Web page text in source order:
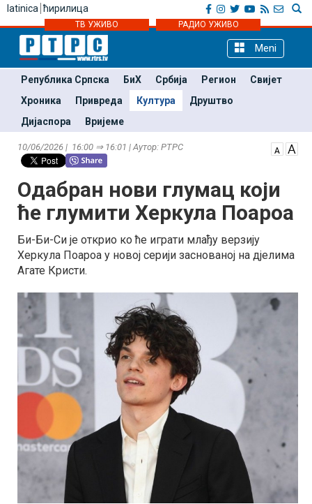
latinica ћирилица
ТВ УЖИВО РАДИО УЖИВО
Meni
Република Српска БиХ Србија Регион
Свијет
Хроника
Привреда Култура
Друштво
Дијаспора
Вријеме
10/06/2026 | 16:00 ⇒ 16:01 | Аутор: РТРС
Одабран нови глумац који
ће глумити Херкула Поароа
Би-Би-Си је открио ко ће играти млађу верзију
Херкула Поароа у новој серији заснованој на дјелима
Агате Кристи.